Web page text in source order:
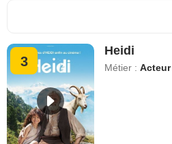
3
Heidi
Métier :Acteur